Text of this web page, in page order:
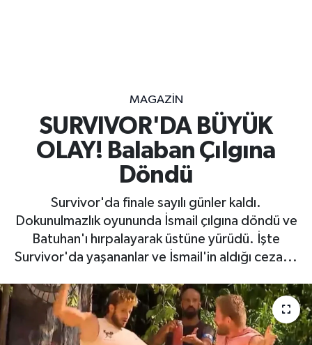
MAGAZİN
SURVIVOR'DA BÜYÜK
OLAY! Balaban Çılgına
Döndü
Survivor'da finale sayılı günler kaldı.
Dokunulmazlık oyununda İsmail çılgına döndü ve
Batuhan'ı hırpalayarak üstüne yürüdü. İşte
Survivor'da yaşananlar ve İsmail'in aldığı ceza...